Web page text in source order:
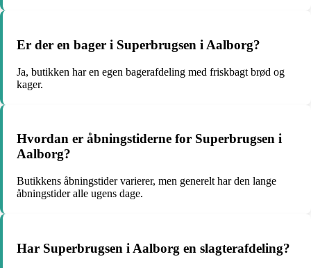
Er der en bager i Superbrugsen i Aalborg?
Ja, butikken har en egen bagerafdeling med friskbagt brød og
kager.
Hvordan er åbningstiderne for Superbrugsen i
Aalborg?
Butikkens åbningstider varierer, men generelt har den lange
åbningstider alle ugens dage.
Har Superbrugsen i Aalborg en slagterafdeling?